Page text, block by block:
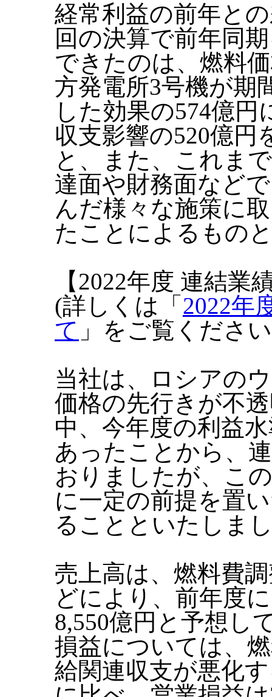
経常利益の前年と
回の決算で前年同
できたのは、燃料
方発電所3号機が期
した効果の574億
収支影響の520億円
と、また、これま
達面や財務面など
んだ様々な施策に
たことによるもの
【2022年度 連結業
(詳しくは「 2022年
て 」をご覧くださ
当社は、ロシアの
価格の先行きが不
中、今年度の利益
あったことから、
おりましたが、こ
に一定の前提を置
ることといたしま
売上高は、燃料費
どにより、前年度
8,550億円と予想し
損益については、
給関連収支が悪化